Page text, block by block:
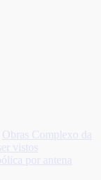
Obras Complexo da
vistos
por antena